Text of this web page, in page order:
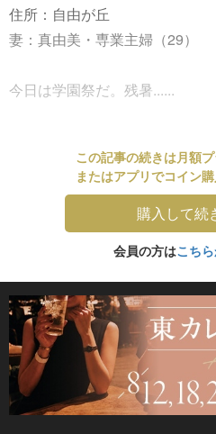
住所：自由が丘
妻：真由美・専業主婦（29）
今日は学園祭だ。残暑......
この記事の続きは月額プ
またはアプリでコイン
購入して続
会員の方はこち